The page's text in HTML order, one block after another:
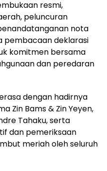
resmi,
peluncuran
nota
pembacaan deklarasi
komitmen bersama
dan peredaran
dengan hadirnya
Zin Bams & Zin Yeyen,
Tahaku, serta
dan pemeriksaan
meriah oleh seluruh